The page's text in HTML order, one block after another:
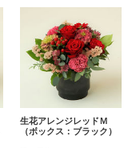
生花アレンジレッドＭ
（ボックス：ブラック）